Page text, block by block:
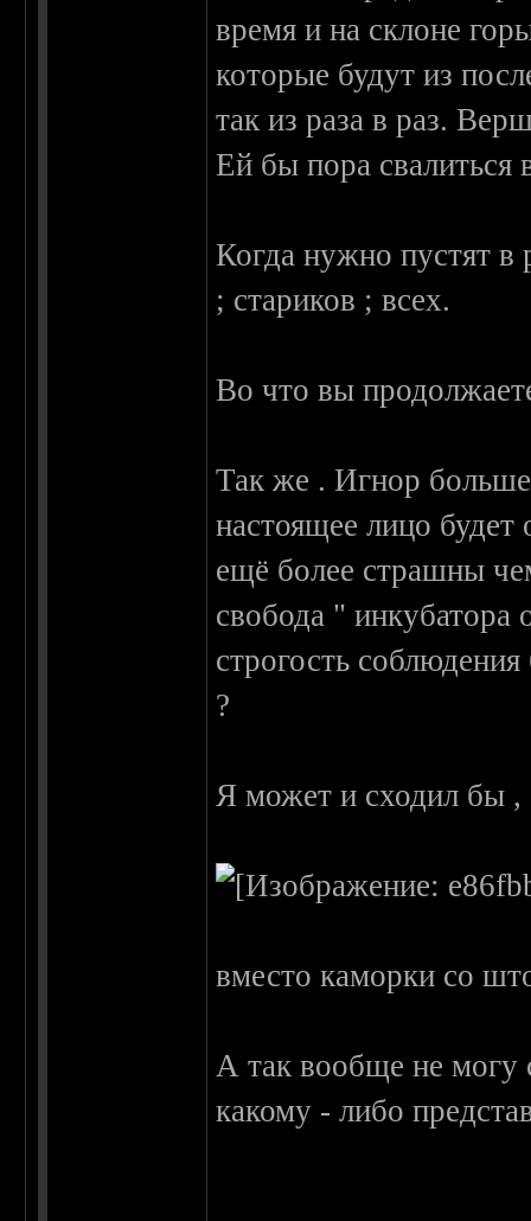
время и на склоне
которые будут из
так из раза в раз.
Ей бы пора свалиться
Когда нужно пустят
; стариков ; всех.
Во что вы
Так же . Игнор
настоящее лицо будет
ещё более страшны
свобода "
строгость
?
Я может и сходил бы ,
вместо каморки со
А так вообще не могу
какому - либо